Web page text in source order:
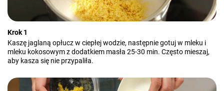
Krok 1
Kaszę jaglaną opłucz w ciepłej wodzie, następnie gotuj w mleku i
mleku kokosowym z dodatkiem masła 25-30 min. Często mieszaj,
aby kasza się nie przypaliła.